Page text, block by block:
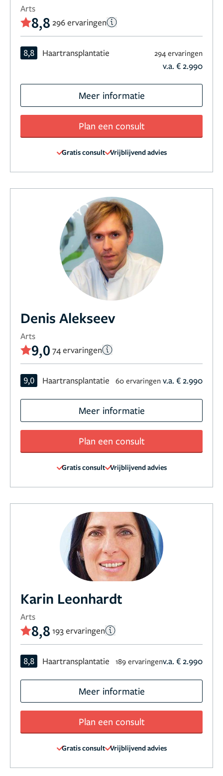
Arts
8,8 296 ervaringen
8,8 Haartransplantatie 294 ervaringen
v.a. € 2.990
Meer informatie
Plan een consult
Gratis consult Vrijblijvend advies
Denis Alekseev
Arts
9,0 74 ervaringen
9,0 Haartransplantatie 60 ervaringen v.a. € 2.990
Meer informatie
Plan een consult
Gratis consult Vrijblijvend advies
Karin Leonhardt
Arts
8,8 193 ervaringen
8,8 Haartransplantatie 189 ervaringenv.a. € 2.990
Meer informatie
Plan een consult
Gratis consult Vrijblijvend advies